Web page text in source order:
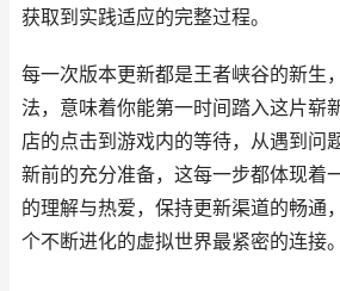
获取到实践适应的完整过程。
每一次版本更新都是王者峡谷的新生
法，意味着你能第一时间踏入这片崭
店的点击到游戏内的等待，从遇到问
新前的充分准备，这每一步都体现着
的理解与热爱，保持更新渠道的畅通
个不断进化的虚拟世界最紧密的连接。